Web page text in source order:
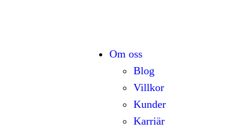
Om oss
Blog
Villkor
Kunder
Karriär